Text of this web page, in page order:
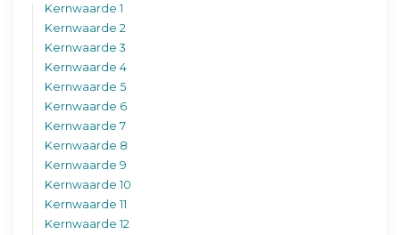
Kernwaarde 1
Kernwaarde 2
Kernwaarde 3
Kernwaarde 4
Kernwaarde 5
Kernwaarde 6
Kernwaarde 7
Kernwaarde 8
Kernwaarde 9
Kernwaarde 10
Kernwaarde 11
Kernwaarde 12